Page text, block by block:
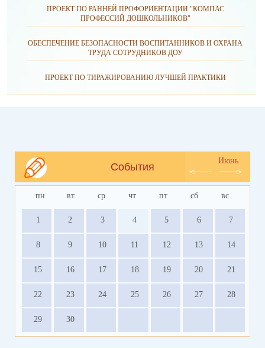
ПРОЕКТ ПО РАННЕЙ ПРОФОРИЕНТАЦИИ "КОМПАС
ПРОФЕССИЙ ДОШКОЛЬНИКОВ"
ОБЕСПЕЧЕНИЕ БЕЗОПАСНОСТИ ВОСПИТАННИКОВ И ОХРАНА
ТРУДА СОТРУДНИКОВ ДОУ
ПРОЕКТ ПО ТИРАЖИРОВАНИЮ ЛУЧШЕЙ ПРАКТИКИ
События
Июнь
пн вт ср чт пт сб вс
1 2 3 4 5 6 7
8 9 10 11 12 13 14
15 16 17 18 19 20 21
22 23 24 25 26 27 28
29 30